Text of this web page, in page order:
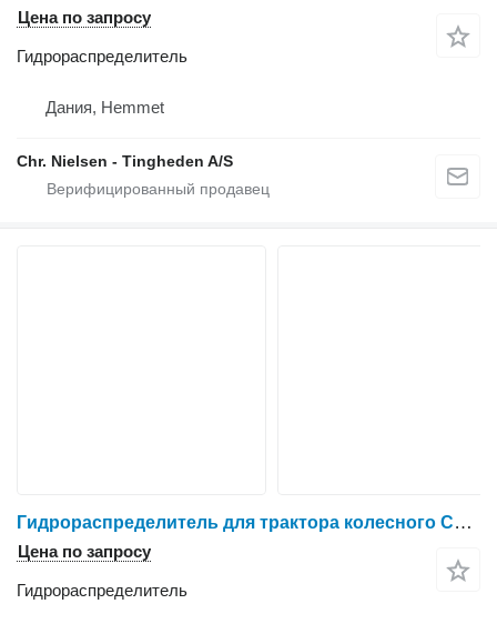
Цена по запросу
Гидрораспределитель
Дания, Hemmet
Chr. Nielsen - Tingheden A/S
Гидрораспределитель для трактора колесного Case IH Puma 200
Цена по запросу
Гидрораспределитель